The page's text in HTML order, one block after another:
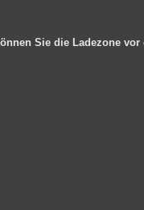
Sie die Ladezone